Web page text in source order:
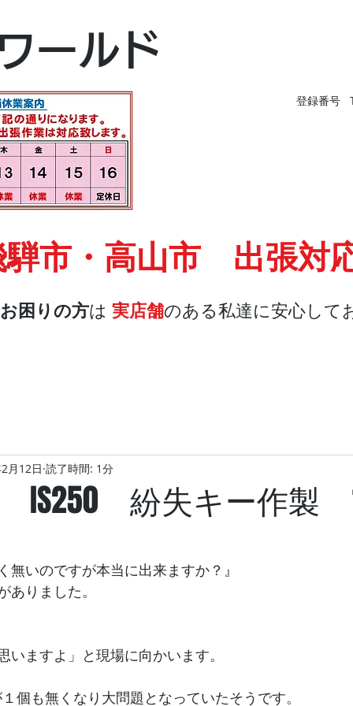
ールド
登録番号
市・高山市 出張対
困りの方は 実店舗のある私達に安心して
IS250 紛失キー作製
月12日 読了時間: 1分
無いのですが本当に出来ますか？』
ありました。
いますよ」と現場に向かいます。
個も無くなり大問題となっていたそうです。